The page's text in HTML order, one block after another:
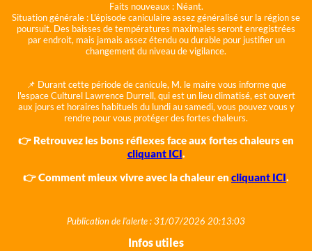
Faits nouveaux : Néant.
Situation générale : L'épisode caniculaire assez généralisé sur la région se
poursuit. Des baisses de températures maximales seront enregistrées
par endroit, mais jamais assez étendu ou durable pour justifier un
changement du niveau de vigilance.
📌 Durant cette période de canicule, M. le maire vous informe que
l'espace Culturel Lawrence Durrell, qui est un lieu climatisé, est ouvert
aux jours et horaires habituels du lundi au samedi, vous pouvez vous y
rendre pour vous protéger des fortes chaleurs.
👉 Retrouvez les bons réflexes face aux fortes chaleurs en
cliquant ICI.
👉 Comment mieux vivre avec la chaleur en cliquant ICI.
Publication de l'alerte : 31/07/2026 20:13:03
Infos utiles